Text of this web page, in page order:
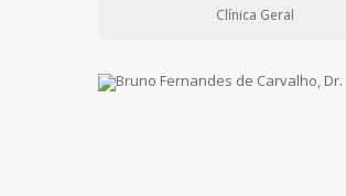
Clínica Geral